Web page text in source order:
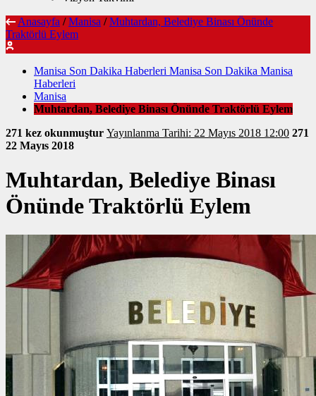
Anasayfa / Manisa / Muhtardan, Belediye Binası Önünde
Traktörlü Eylem
Manisa Son Dakika Haberleri Manisa Son Dakika Manisa
Haberleri
Manisa
Muhtardan, Belediye Binası Önünde Traktörlü Eylem
271 kez okunmuştur Yayınlanma Tarihi: 22 Mayıs 2018 12:00 271
22 Mayıs 2018
Muhtardan, Belediye Binası
Önünde Traktörlü Eylem